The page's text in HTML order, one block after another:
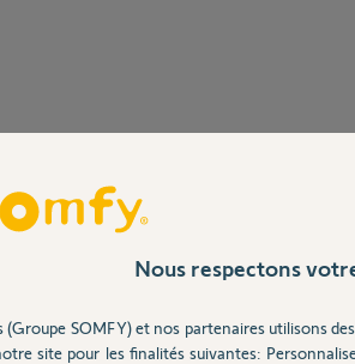
Nous respectons
(Groupe SOMFY) et nos partenaires utilisons
site pour les finalités suivantes: